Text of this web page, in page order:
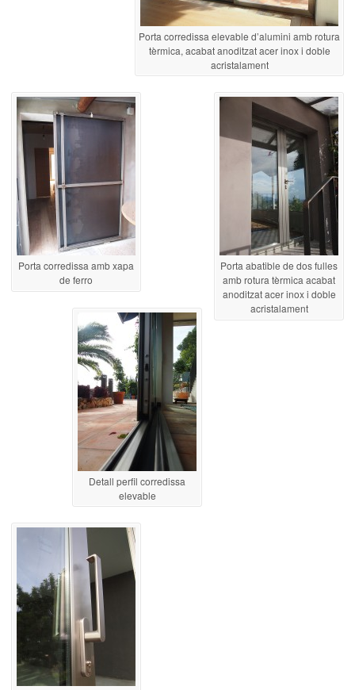
Porta corredissa elevable d’alumini amb rotura
tèrmica, acabat anoditzat acer inox i doble
acristalament
Porta abatible de dos fulles
amb rotura tèrmica acabat
anoditzat acer inox i doble
acristalament
Porta corredissa amb xapa
de ferro
Detall perfil corredissa
elevable